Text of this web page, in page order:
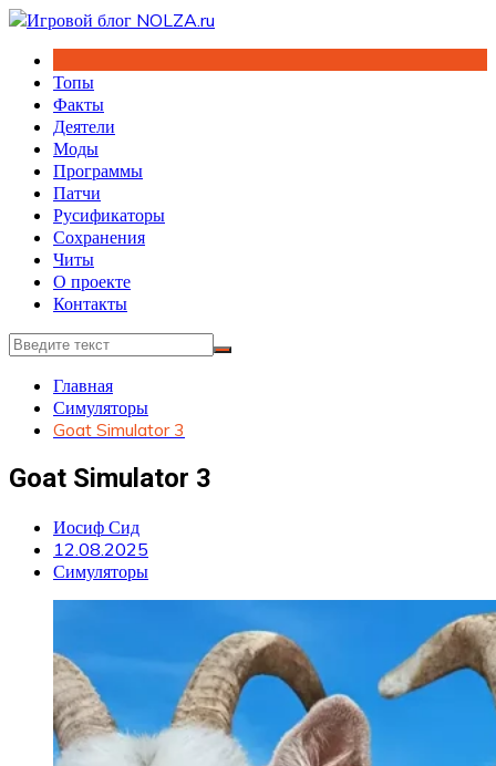
Перейти
содержимому
Топы
Факты
Деятели
Моды
Программы
Патчи
Русификаторы
Сохранения
Читы
О проекте
Контакты
Главная
Симуляторы
Goat Simulator 3
Goat Simulator 3
Иосиф Сид
12.08.2025
Симуляторы